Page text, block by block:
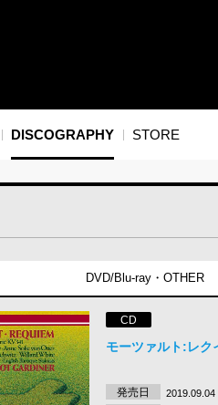
DISCOGRAPHY STORE
DVD/Blu-ray・OTHER
CD
モーツァルト:レク
発売日 2019.09.04